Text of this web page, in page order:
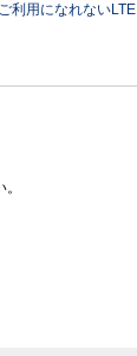
利用になれないLTE